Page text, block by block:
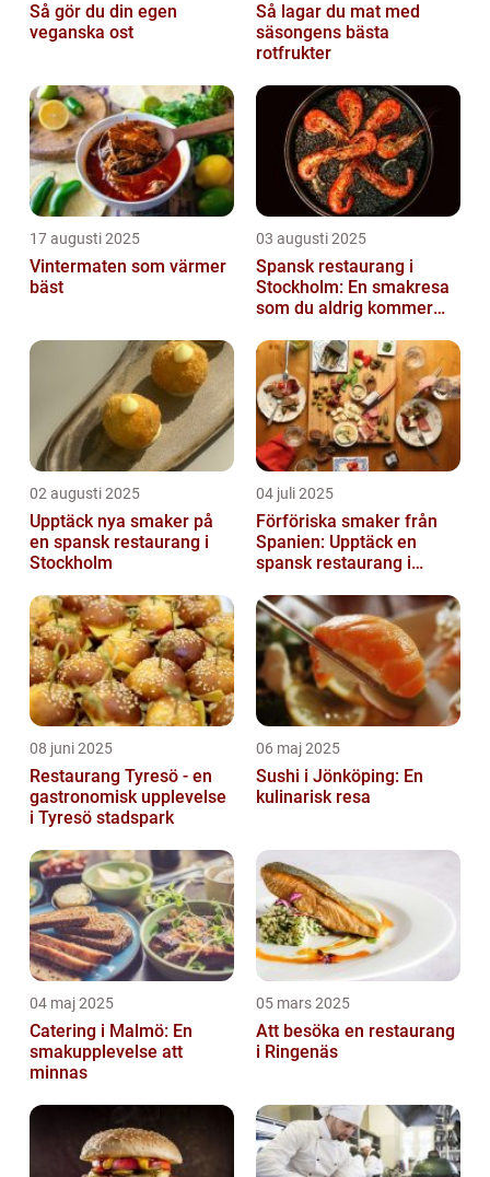
Så gör du din egen
veganska ost
Så lagar du mat med
säsongens bästa
rotfrukter
17 augusti 2025
Vintermaten som värmer
bäst
03 augusti 2025
Spansk restaurang i
Stockholm: En smakresa
som du aldrig kommer
02 augusti 2025
Upptäck nya smaker på
en spansk restaurang i
Stockholm
04 juli 2025
Förföriska smaker från
Spanien: Upptäck en
spansk restaurang i
08 juni 2025
Restaurang Tyresö - en
gastronomisk upplevelse
i Tyresö stadspark
06 maj 2025
Sushi i Jönköping: En
kulinarisk resa
04 maj 2025
Catering i Malmö: En
smakupplevelse att
minnas
05 mars 2025
Att besöka en restaurang
i Ringenäs